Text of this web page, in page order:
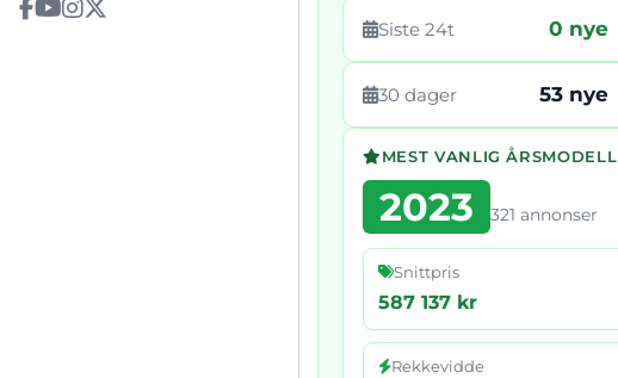
Siste 24t 0 nye
30 dager 53 nye
MEST VANLIG ÅRSMODELL
2023 321 annonser
Snittpris
587 137 kr
Rekkevidde